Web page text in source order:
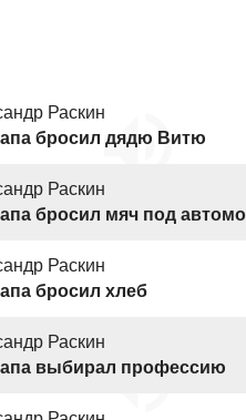
Раскин
бросил дядю Витю
Раскин
бросил мяч под
Раскин
бросил хлеб
Раскин
выбирал профессию